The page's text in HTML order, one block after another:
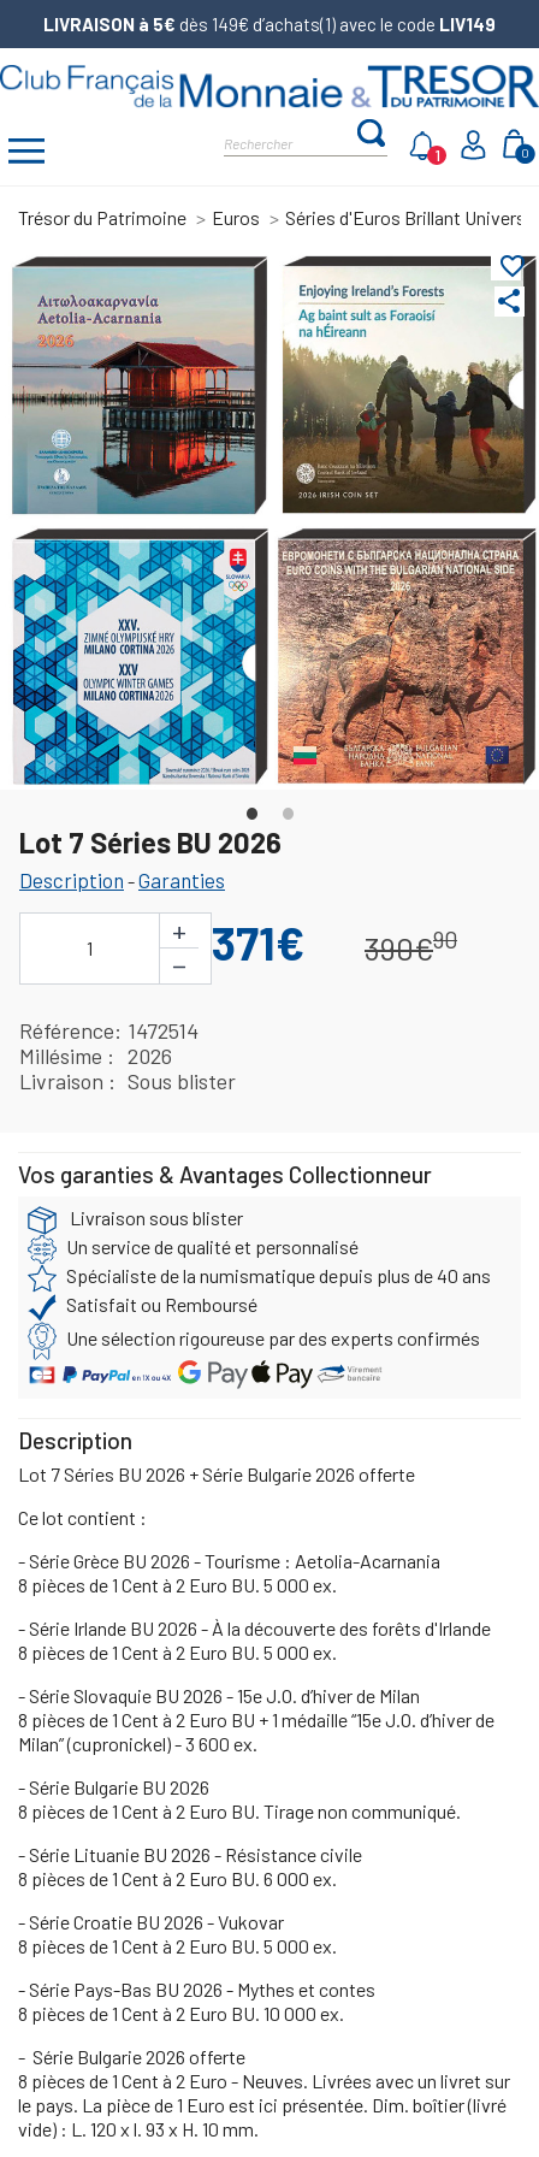
LIVRAISON à 5€ dès 149€ d’achats(1) avec le code LIV149
0
1
Trésor du Patrimoine Euros Séries d'Euros Brillant Universel
share
favorite_border
Lot 7 Séries BU 2026
Description -Garanties
1
+
−
371€ 390€90
Référence 1472514
Millésime
2026
Livraison
Sous blister
Vos garanties & Avantages Collectionneur
Livraison sous blister
Un service de qualité et personnalisé
Spécialiste de la numismatique depuis plus de 40 ans
Satisfait ou Remboursé
Une sélection rigoureuse par des experts confirmés
Description
Lot 7 Séries BU 2026 + Série Bulgarie 2026 offerte
Ce lot contient :
- Série Grèce BU 2026 - Tourisme : Aetolia-Acarnania
8 pièces de 1 Cent à 2 Euro BU. 5 000 ex.
- Série Irlande BU 2026 - À la découverte des forêts d'Irlande
8 pièces de 1 Cent à 2 Euro BU. 5 000 ex.
- Série Slovaquie BU 2026 - 15e J.O. d’hiver de Milan
8 pièces de 1 Cent à 2 Euro BU + 1 médaille “15e J.O. d’hiver de
Milan” (cupronickel) - 3 600 ex.
- Série Bulgarie BU 2026
8 pièces de 1 Cent à 2 Euro BU. Tirage non communiqué.
- Série Lituanie BU 2026 - Résistance civile
8 pièces de 1 Cent à 2 Euro BU. 6 000 ex.
- Série Croatie BU 2026 - Vukovar
8 pièces de 1 Cent à 2 Euro BU. 5 000 ex.
- Série Pays-Bas BU 2026 - Mythes et contes
8 pièces de 1 Cent à 2 Euro BU. 10 000 ex.
- Série Bulgarie 2026 offerte
8 pièces de 1 Cent à 2 Euro - Neuves. Livrées avec un livret sur
le pays. La pièce de 1 Euro est ici présentée. Dim. boîtier (livré
vide) : L. 120 x l. 93 x H. 10 mm.